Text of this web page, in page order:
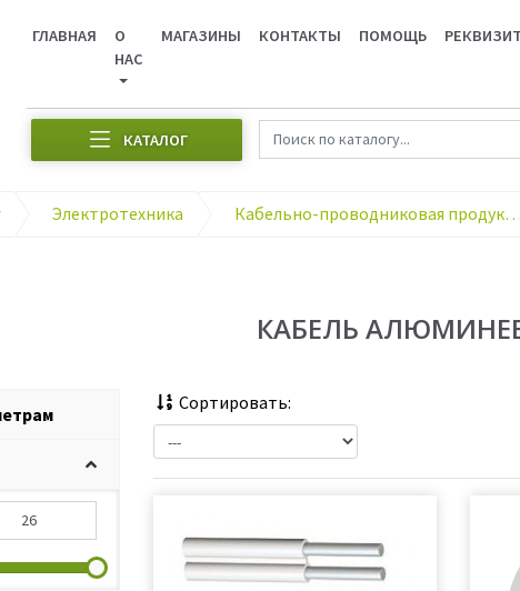
ГЛАВНАЯ
О
НАС
МАГАЗИНЫ КОНТАКТЫ ПОМОЩЬ
КАТАЛОГ
Электротехника Кабельно-проводниковая продукция
КАБЕЛЬ
Сортировать: